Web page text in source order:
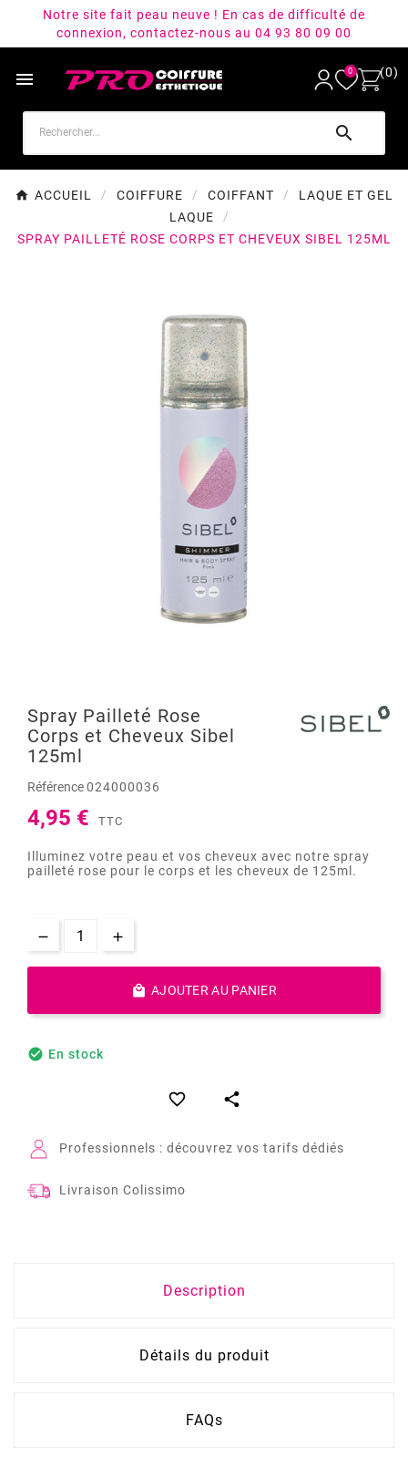
Notre site fait peau neuve ! En cas de difficulté de
connexion, contactez-nous au 04 93 80 09 00
 0 (0)

ACCUEIL COIFFURE COIFFANT
LAQUE ET GEL
LAQUE
SPRAY PAILLETÉ ROSE CORPS ET CHEVEUX SIBEL 125ML
Spray Pailleté Rose
Corps et Cheveux Sibel
125ml
Référence024000036
4,95 € TTC
Illuminez votre peau et vos cheveux avec notre spray
pailleté rose pour le corps et les cheveux de 125ml.
 AJOUTER AU PANIER
 En stock
 
Professionnels : découvrez vos tarifs dédiés
Livraison Colissimo
Description
Détails du produit
FAQs